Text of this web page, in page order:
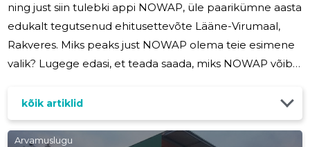
ning just siin tulebki appi NOWAP, üle paarikümne aasta
edukalt tegutsenud ehitusettevõte Lääne-Virumaal,
Rakveres. Miks peaks just NOWAP olema teie esimene
valik? Lugege edasi, et teada saada, miks NOWAP võib
teenustevalik alates projekteerimisest kuni
üleandmiseni NOWAP ei ole pelgalt ehitusettevõte,
vaid terviklik lahenduste pakkujate meeskond. Meie
kõik artiklid
Arvamuslugu